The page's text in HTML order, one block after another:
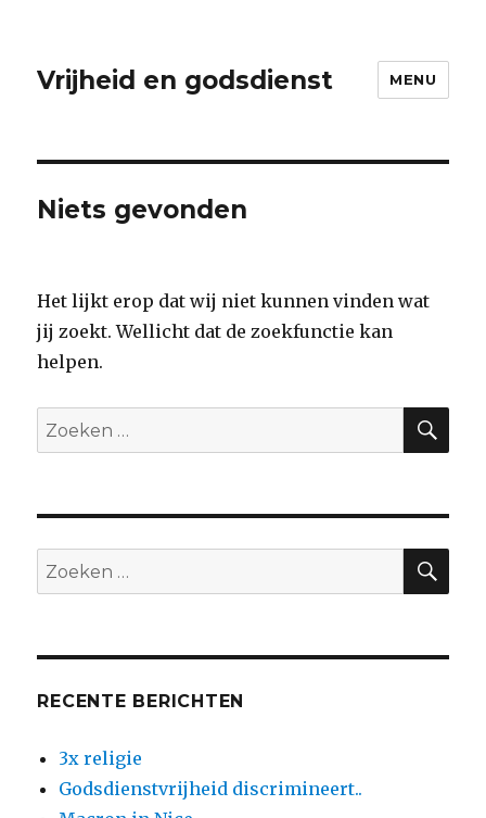
Vrijheid en godsdienst MENU
Niets gevonden
Het lijkt erop dat wij niet kunnen vinden wat
jij zoekt. Wellicht dat de zoekfunctie kan
helpen.
Zoeken
naar:
Zoeken
naar:
RECENTE BERICHTEN
3x religie
Godsdienstvrijheid discrimineert..